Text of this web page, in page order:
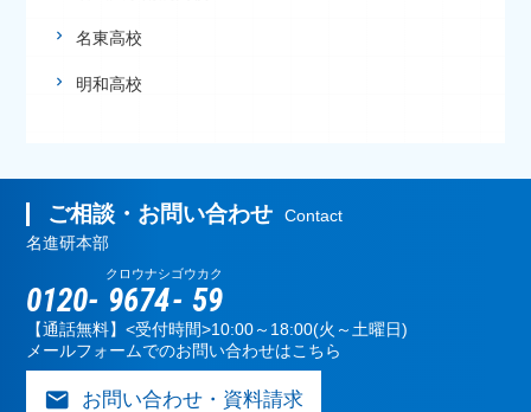
名東高校
明和高校
ご相談・お問い合わせ
Contact
名進研本部
0120- 9674
クロウナシ
- 59
ゴウカク
【通話無料】<受付時間>10:00～18:00(火～土曜日)
メールフォームでのお問い合わせはこちら
mail お問い合わせ・資料請求